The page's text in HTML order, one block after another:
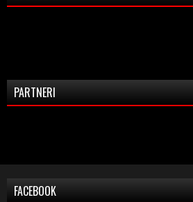
PARTNERI
FACEBOOK